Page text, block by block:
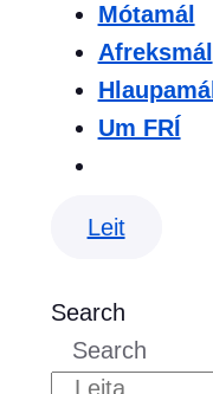
Mótamál
Afreksmál
Hlaupamál
Um FRÍ
Leit
Search
Search